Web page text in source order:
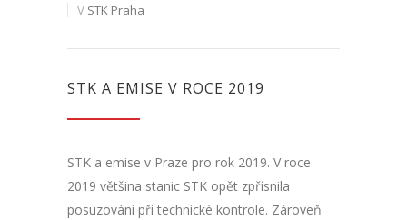
V STK Praha
STK A EMISE V ROCE 2019
STK a emise v Praze pro rok 2019. V roce
2019 většina stanic STK opět zpřísnila
posuzování při technické kontrole. Zároveň